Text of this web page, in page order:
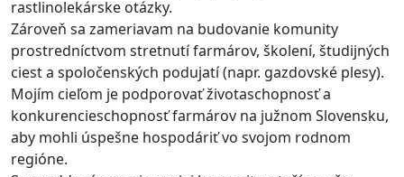
rastlinolekárske otázky.
Zároveň sa zameriavam na budovanie komunity
prostredníctvom stretnutí farmárov, školení, študijných
ciest a spoločenských podujatí (napr. gazdovské plesy).
Mojím cieľom je podporovať životaschopnosť a
konkurencieschopnosť farmárov na južnom Slovensku,
aby mohli úspešne hospodáriť vo svojom rodnom
regióne.